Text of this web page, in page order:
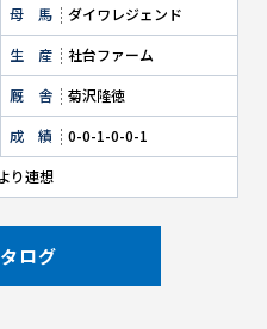
母 馬
ダイワレジェンド
生 産
社台ファーム
厩 舎
菊沢隆徳
成 績
0-0-1-0-0-1
り連想
ログ